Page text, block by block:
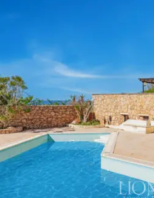
upeat verannat, joilla voi
yhteishetkiä taivasalla.
myös intiimimpi tila jossa
keittiö. Rooftop tasolla
näköalaterassi, jolta voi
auringonlaskuja. Villasta
sivurakennuksesta löytyy
kylpyhuone ja keittiö.